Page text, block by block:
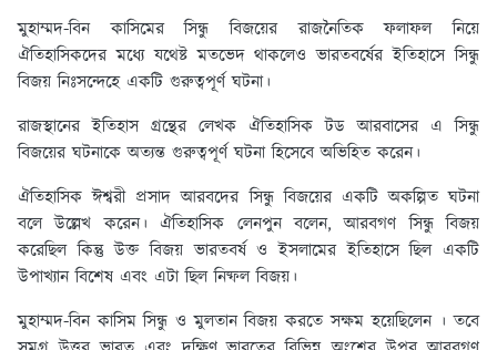
মুহাম্মদ-বিন কাসিমের সিন্ধু বিজয়ের রাজনৈতিক ফলাফল নিয়ে
ঐতিহাসিকদের মধ্যে যথেষ্ট মতভেদ থাকলেও ভারতবর্ষের ইতিহাসে সিন্ধু
বিজয় নিঃসন্দেহে একটি গুরুত্বপূর্ণ ঘটনা।
রাজস্থানের ইতিহাস গ্রন্থের লেখক ঐতিহাসিক টড আরবাসের এ সিন্ধু
বিজয়ের ঘটনাকে অত্যন্ত গুরুত্বপূর্ণ ঘটনা হিসেবে অভিহিত করেন।
ঐতিহাসিক ঈশ্বরী প্রসাদ আরবদের সিন্ধু বিজয়ের একটি অকল্পিত ঘটনা
বলে উল্লেখ করেন। ঐতিহাসিক লেনপুন বলেন, আরবগণ সিন্ধু বিজয়
করেছিল কিন্তু উক্ত বিজয় ভারতবর্ষ ও ইসলামের ইতিহাসে ছিল একটি
উপাখ্যান বিশেষ এবং এটা ছিল নিষ্ফল বিজয়।
মুহাম্মদ-বিন কাসিম সিন্ধু ও মুলতান বিজয় করতে সক্ষম হয়েছিলেন । তবে